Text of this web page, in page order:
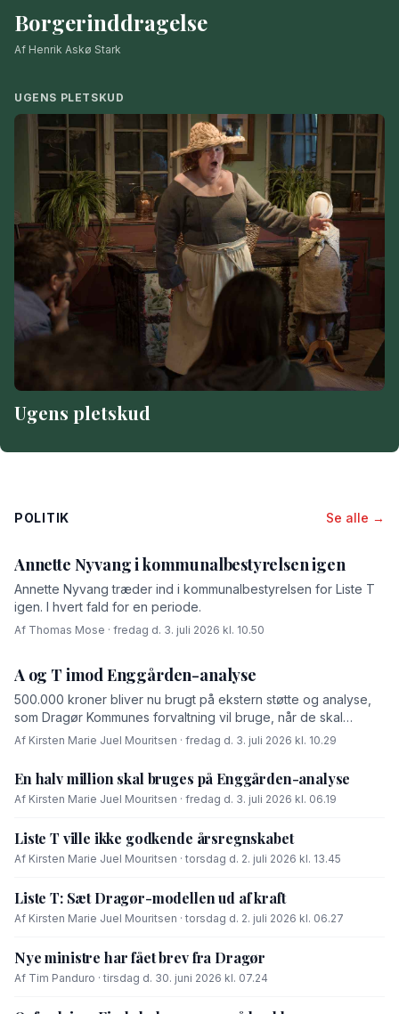
Borgerinddragelse
Af Henrik Askø Stark
UGENS PLETSKUD
Ugens pletskud
POLITIK Se alle →
Annette Nyvang i kommunalbestyrelsen igen
Annette Nyvang træder ind i kommunalbestyrelsen for Liste T
igen. I hvert fald for en periode.
Af Thomas Mose · fredag d. 3. juli 2026 kl. 10.50
A og T imod Enggården-analyse
500.000 kroner bliver nu brugt på ekstern støtte og analyse,
som Dragør Kommunes forvaltning vil bruge, når de skal
forhandle med OK-fonden om en driftsoverenskomst for
Af Kirsten Marie Juel Mouritsen · fredag d. 3. juli 2026 kl. 10.29
En halv million skal bruges på Enggården-analyse
Af Kirsten Marie Juel Mouritsen · fredag d. 3. juli 2026 kl. 06.19
Liste T ville ikke godkende årsregnskabet
Af Kirsten Marie Juel Mouritsen · torsdag d. 2. juli 2026 kl. 13.45
Liste T: Sæt Dragør-modellen ud af kraft
Af Kirsten Marie Juel Mouritsen · torsdag d. 2. juli 2026 kl. 06.27
Nye ministre har fået brev fra Dragør
Af Tim Panduro · tirsdag d. 30. juni 2026 kl. 07.24